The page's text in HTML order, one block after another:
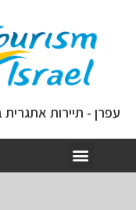
עפרן - תיירות